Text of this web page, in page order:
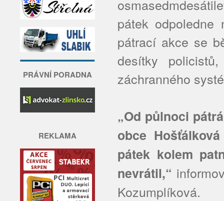
PRÁVNÍ PORADNA
REKLAMA
pátek
pátrací akce se
desítky
záchranného
„Od půlnoci
obce
pátek kolem
nevrátil,“
Kozumplíková.